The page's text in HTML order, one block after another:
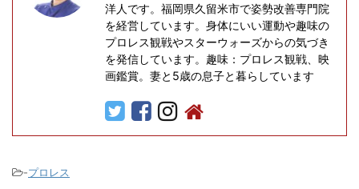
洋人です。福岡県久留米市で姿勢改善専門院
を経営しています。身体にいい運動や趣味の
プロレス観戦やスターウォーズからの気づき
を発信しています。趣味：プロレス観戦、映
画鑑賞。妻と5歳の息子と暮らしています
-プロレス